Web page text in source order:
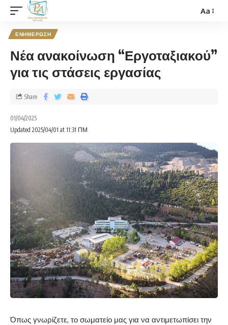
Aa
ΕΝΗΜΕΡΩΣΗ
Νέα ανακοίνωση “Εργοταξιακού”
για τις στάσεις εργασίας
01/04/2025
Updated 2025/04/01 at 11:31 ΠΜ
Share
Όπως γνωρίζετε, το σωματείο μας για να αντιμετωπίσει την